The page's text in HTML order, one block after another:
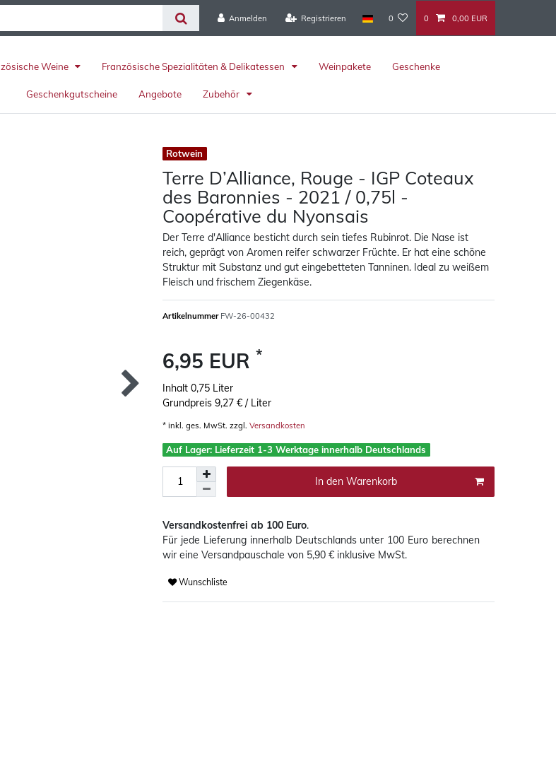
Anmelden Registrieren 0 0 0,00 EUR
Weine Französische Spezialitäten & Delikatessen Weinpakete Geschenke
Geschenkgutscheine Angebote Zubehör
Rotwein
Terre D’Alliance, Rouge - IGP Coteaux
des Baronnies - 2021 / 0,75l -
Coopérative du Nyonsais
Der Terre d'Alliance besticht durch sein tiefes Rubinrot. Die Nase ist
reich, geprägt von Aromen reifer schwarzer Früchte. Er hat eine schöne
Struktur mit Substanz und gut eingebetteten Tanninen. Ideal zu weißem
Fleisch und frischem Ziegenkäse.
Artikelnummer FW-26-00432
6,95 EUR *
Inhalt 0,75 Liter
Grundpreis 9,27 € / Liter
* inkl. ges. MwSt. zzgl. Versandkosten
Auf Lager: Lieferzeit 1-3 Werktage innerhalb Deutschlands
In den Warenkorb
Versandkostenfrei ab 100 Euro.
Für jede Lieferung innerhalb Deutschlands unter 100 Euro berechnen
wir eine Versandpauschale von 5,90 € inklusive MwSt.
Wunschliste